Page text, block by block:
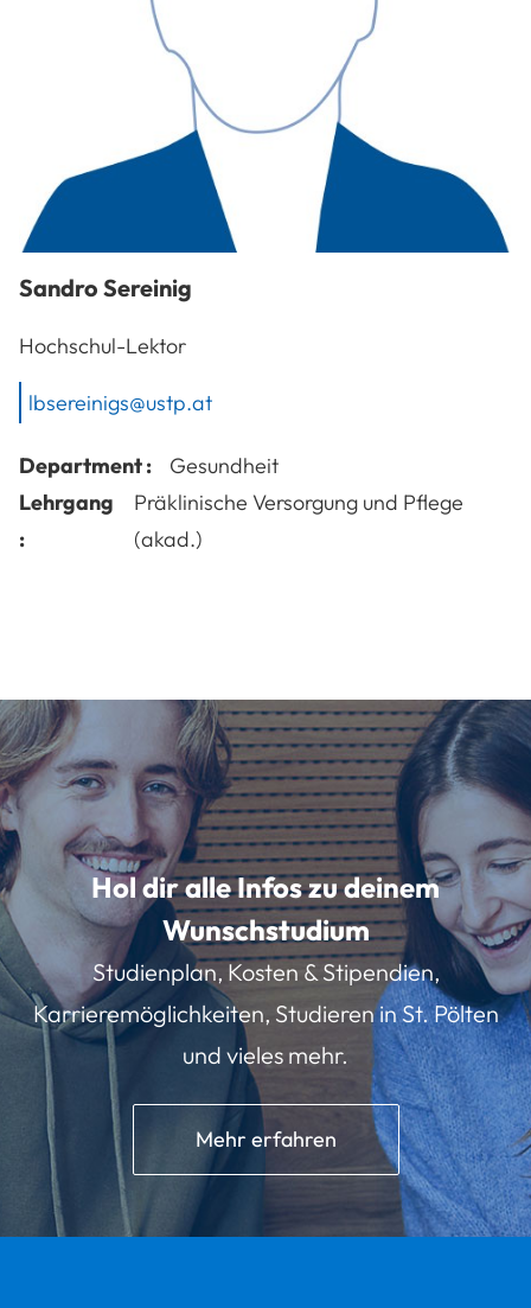
Sandro Sereinig
Hochschul-Lektor
lbsereinigs@ustp.at
Department :
Gesundheit
Lehrgang
:
Präklinische Versorgung und Pflege
(akad.)
Hol dir alle Infos zu deinem
Wunschstudium
Studienplan, Kosten & Stipendien,
Karrieremöglichkeiten, Studieren in St. Pölten
und vieles mehr.
Mehr erfahren